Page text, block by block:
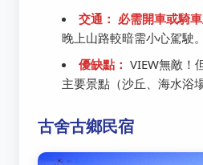
交通： 必需開車或騎
晚上山路較暗需小心駕駛
優缺點： VIEW無敵！
主要景點（沙丘、海水浴
古舍古鄉民宿